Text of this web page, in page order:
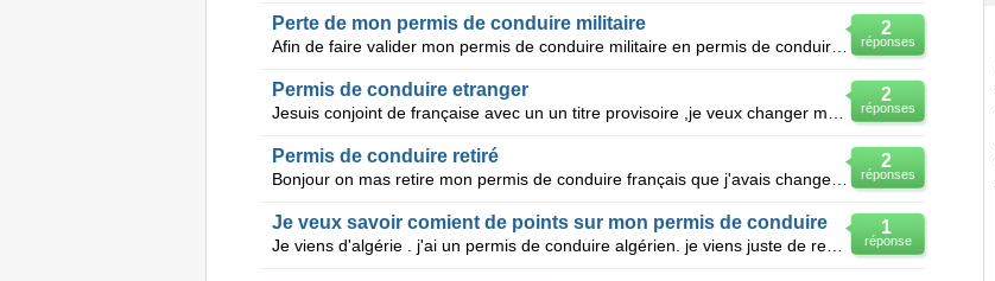
2
réponses
Perte de mon permis de conduire militaire
Afin de faire valider mon permis de conduire militaire en permis de conduire civil, j'aimerai connai
2
réponses
Permis de conduire etranger
2
réponses
Permis de conduire retiré
Bonjour on mas retire mon permis de conduire français que j'avais change suite a un délit ou j'ai pe
1
réponse
Je veux savoir comient de points sur mon permis de conduire
Je viens d'algérie . j'ai un permis de conduire algérien. je viens juste de recevoir de la péficture